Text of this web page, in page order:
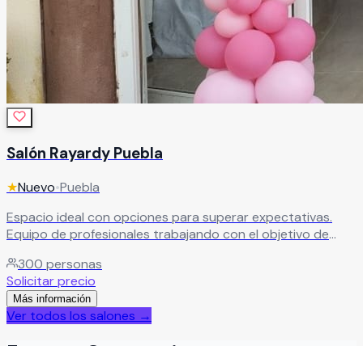
Salón Rayardy Puebla
★Nuevo•Puebla
Espacio ideal con opciones para superar expectativas.
Equipo de profesionales trabajando con el objetivo de
siempre.Leer más
300 personas
Solicitar precio
Más información
Ver todos los salones →